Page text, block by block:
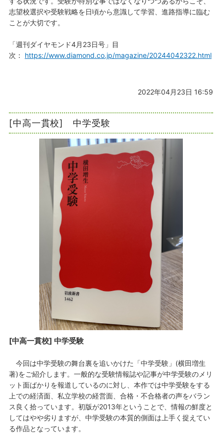
志望校選択や受験戦略を日頃から意識して学習、進路指導に臨む
ことが大切です。
「週刊ダイヤモンド4月23日号」目
次： https://www.diamond.co.jp/magazine/20244042322.html
2022年04月23日 16:59
[中高一貫校] 中学受験
[中高一貫校] 中学受験
今回は中学受験の舞台裏を追いかけた「中学受験」(横田増生
著)をご紹介します。一般的な受験情報誌や記事が中学受験のメリ
ット面ばかりを報道しているのに対し、本作では中学受験をする
上での経済面、私立学校の経営面、合格・不合格者の声をバラン
ス良く拾っています。初版が2013年ということで、情報の鮮度と
してはやや劣りますが、中学受験の本質的側面は上手く捉えてい
る作品となっています。